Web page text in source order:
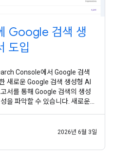
Google 검색 생
도입
Console에서 Google 검색
새로운 Google 검색 생성형 AI
서를 통해 Google 검색의 생성
을 파악할 수 있습니다. 새로운
2026년 6월 3일